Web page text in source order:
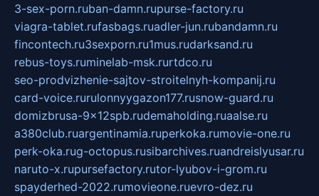
3-sex-porn.ruban-damn.rupurse-factory.ru
viagra-tablet.rufasbags.ruadler-jun.rubandamn.ru
fincontech.ru3sexporn.ru1mus.rudarksand.ru
rebus-toys.ruminelab-msk.rurtdco.ru
seo-prodvizhenie-sajtov-stroitelnyh-kompanij.ru
card-voice.rurulonnyygazon177.rusnow-guard.ru
domizbrusa-9x12spb.rudemaholding.ruaalse.ru
a380club.ruargentinamia.ruperkoka.rumovie-one.ru
perk-oka.rug-octopus.rusibarchives.ruandreislyusar.ru
naruto-x.rupursefactory.rutor-lyubov-i-grom.ru
spayderhed-2022.rumovieone.ruevro-dez.ru